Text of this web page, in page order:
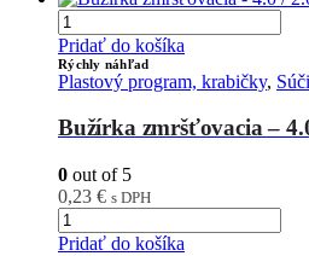
Pridať do košíka
Rýchly náhľad
Plastový program, krabičky,
Bužírka zmršťovacia –
0 out of 5
0,23 € s DPH
Pridať do košíka